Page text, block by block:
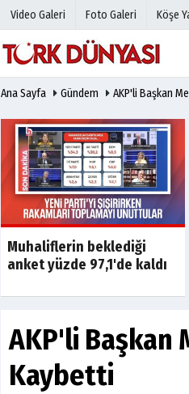
Video Galeri Foto Galeri Köşe
Hava
Ana Sayfa Gündem AKP'li Başkan
Son Dakika
Muhaliflerin beklediği
anket yüzde 97,1'de kaldı
AKP'li Başkan
Kaybetti